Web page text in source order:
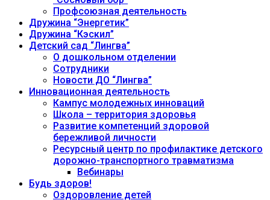
Профсоюзная деятельность
Дружина “Энергетик”
Дружина “Кэскил”
Детский сад “Лингва”
О дошкольном отделении
Сотрудники
Новости ДО “Лингва”
Инновационная деятельность
Кампус молодежных инноваций
Школа – территория здоровья
Развитие компетенций здоровой
бережливой личности
Ресурсный центр по профилактике детского
дорожно-транспортного травматизма
Вебинары
Будь здоров!
Оздоровление детей